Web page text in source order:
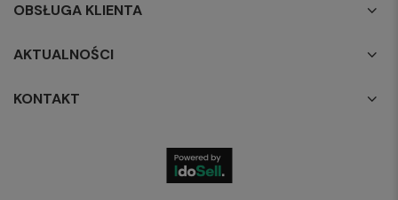
OBSŁUGA KLIENTA
AKTUALNOŚCI
KONTAKT